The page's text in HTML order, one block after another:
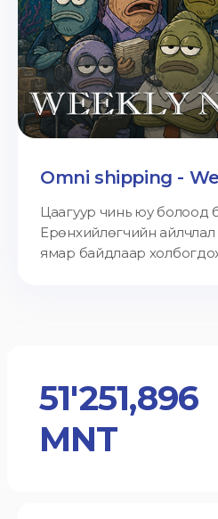
Omni shipping -
Цаагуур чинь юу болоод
Ерөнхийлөгчийн
ямар байдлаар
51'251,896
MNT